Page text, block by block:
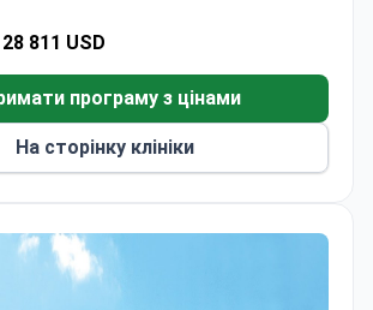
28 811 USD
програму з цінами
На сторінку клініки